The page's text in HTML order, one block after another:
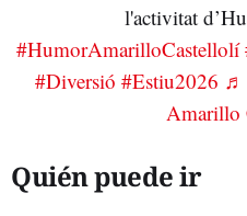
l'activitat
#HumorAmarilloCastellolí
#Diversió #Estiu2026 ♬
Amarillo
Quién puede ir